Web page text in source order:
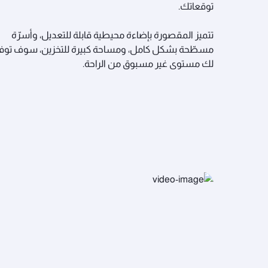
توقعاتك.
تتميز المقصورة بإضاءة محيطية قابلة للتعديل، وأسرّة
مسطّحة بشكل كامل، ومساحة كبيرة للتخزين، سوف
لك مستوى غير مسبوق من الراحة.